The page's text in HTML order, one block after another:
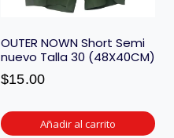
OUTER NOWN Short Semi
nuevo Talla 30 (48X40CM)
$15.00
Añadir al carrito